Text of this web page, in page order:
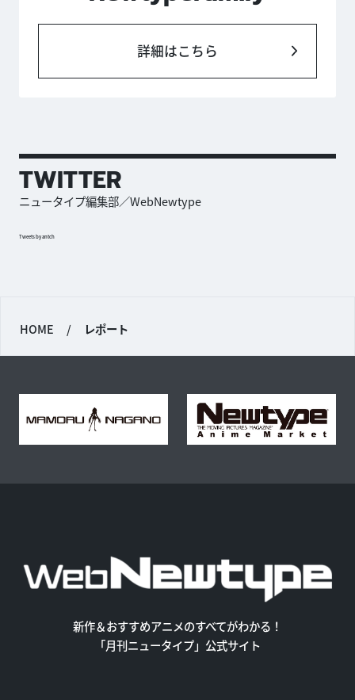
詳細はこちら
TWITTER
ニュータイプ編集部／WebNewtype
Tweets by antch
HOME / レポート
新作＆おすすめアニメのすべてがわかる！
「月刊ニュータイプ」公式サイト